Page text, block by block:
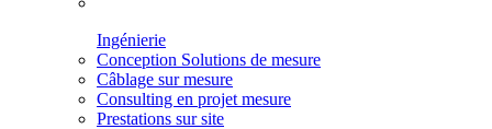
Ingénierie
Conception Solutions de mesure
Câblage sur mesure
Consulting en projet mesure
Prestations sur site